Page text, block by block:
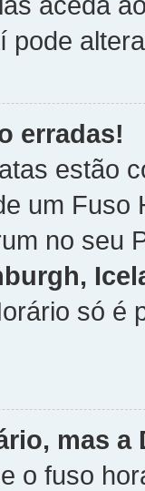
pode
erradas!
estão
um Fuso
no seu
só é
mas a
o fuso